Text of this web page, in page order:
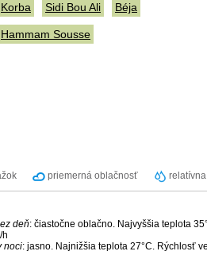
Korba Sidi Bou Ali Béja
Hammam Sousse
priemerná oblačnosť
deň: čiastočne oblačno. Najvyššia teplota
h
noci: jasno. Najnižšia teplota 27°C. Rýchlosť